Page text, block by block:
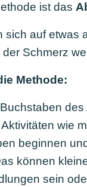
ist das
sich auf etwas
der Schmerz
Methode:
des
wie
beginnen
können
sein